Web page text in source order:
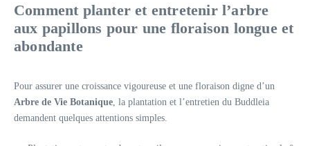
Comment planter et entretenir l’arbre
aux papillons pour une floraison longue et
abondante
Pour assurer une croissance vigoureuse et une floraison digne d’un
Arbre de Vie Botanique , la plantation et l’entretien du Buddleia
demandent quelques attentions simples.